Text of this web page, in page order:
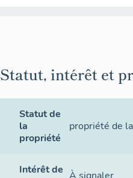
Statut, intérêt et
Statut de
la
propriété
propriété de
Intérêt de